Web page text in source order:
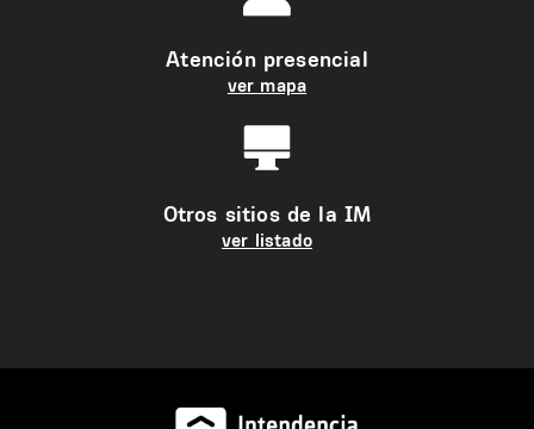
Atención presencial
ver mapa
Otros sitios de la IM
ver listado